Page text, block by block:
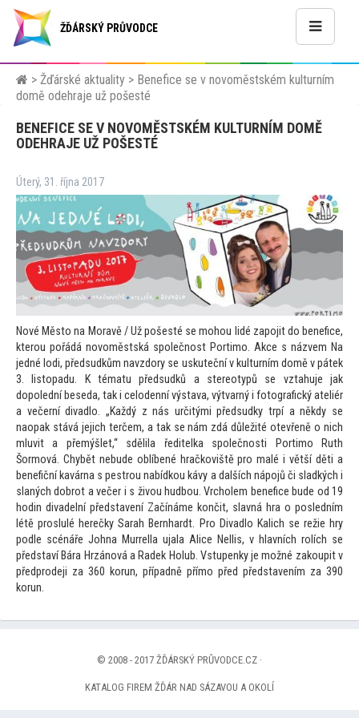
ŽĎÁRSKÝ PRŮVODCE
> Žďárské aktuality > Benefice se v novoměstském kulturním
domě odehraje už pošesté
BENEFICE SE V NOVOMĚSTSKÉM KULTURNÍM DOMĚ
ODEHRAJE UŽ POŠESTÉ
Úterý, 31. října 2017
Nové Město na Moravě / Už pošesté se mohou lidé zapojit do benefice,
kterou pořádá novoměstská společnost Portimo. Akce s názvem Na
jedné lodi, předsudkům navzdory se uskuteční v kulturním domě v pátek
3. listopadu. K tématu předsudků a stereotypů se vztahuje jak
dopolední beseda, tak i celodenní výstava, výtvarný i fotografický ateliér
a večerní divadlo. „Každý z nás určitými předsudky trpí a někdy se
naopak stává jejich terčem, a tak se nám zdá důležité otevřeně o nich
mluvit a přemýšlet,“ sdělila ředitelka společnosti Portimo Ruth
Šormová. Chybět nebude oblíbené hračkoviště pro malé i větší děti a
benefiční kavárna s pestrou nabídkou kávy a dalších nápojů či sladkých i
slaných dobrot a večer i s živou hudbou. Vrcholem benefice bude od 19
hodin divadelní představení Začínáme končit, slavná hra o posledním
létě proslulé herečky Sarah Bernhardt. Pro Divadlo Kalich se režie hry
podle scénáře Johna Murrella ujala Alice Nellis, v hlavních rolích se
představí Bára Hrzánová a Radek Holub. Vstupenky je možné zakoupit v
předprodeji za 360 korun, případně přímo před představením za 390
korun.
© 2008 - 2017 ŽĎÁRSKÝ PRŮVODCE.CZ ·
KATALOG FIREM ŽĎÁR NAD SÁZAVOU A OKOLÍ